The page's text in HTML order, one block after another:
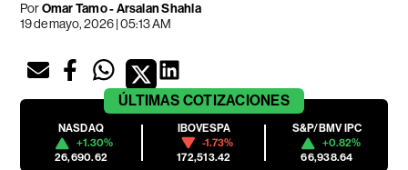
PorOmar Tamo - Arsalan Shahla
19 de mayo, 2026 | 05:13 AM
ÚLTIMAS COTIZACIONES
NASDAQ
+1.30%
26,690.62
IBOVESPA
-1.73%
172,513.42
S&P/BMV IPC
+0.82%
66,938.64